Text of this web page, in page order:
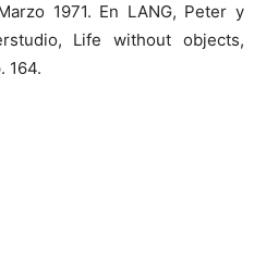
1971. En LANG, Peter y
Life without objects,
164.